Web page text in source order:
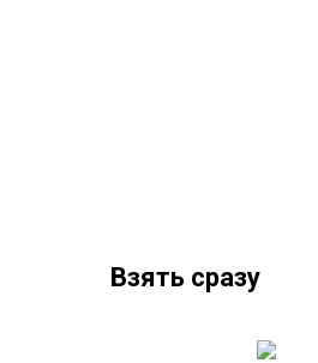
Взять сразу